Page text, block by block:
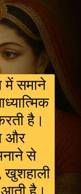
में समाने
है।
और
से
खुशहाली